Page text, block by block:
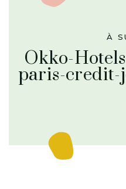
À
Okko-
paris-credit-